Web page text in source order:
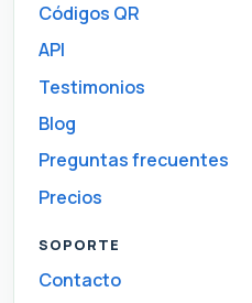
Códigos QR
API
Testimonios
Blog
Preguntas frecuentes
Precios
SOPORTE
Contacto